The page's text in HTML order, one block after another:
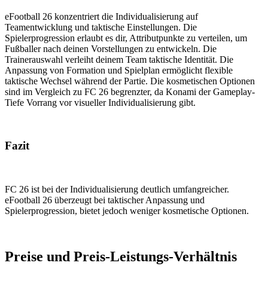
eFootball 26 konzentriert die Individualisierung auf
Teamentwicklung und taktische Einstellungen. Die
Spielerprogression erlaubt es dir, Attributpunkte zu verteilen, um
Fußballer nach deinen Vorstellungen zu entwickeln. Die
Trainerauswahl verleiht deinem Team taktische Identität. Die
Anpassung von Formation und Spielplan ermöglicht flexible
taktische Wechsel während der Partie. Die kosmetischen Optionen
sind im Vergleich zu FC 26 begrenzter, da Konami der Gameplay-
Tiefe Vorrang vor visueller Individualisierung gibt.
Fazit
FC 26 ist bei der Individualisierung deutlich umfangreicher.
eFootball 26 überzeugt bei taktischer Anpassung und
Spielerprogression, bietet jedoch weniger kosmetische Optionen.
Preise und Preis-Leistungs-Verhältnis